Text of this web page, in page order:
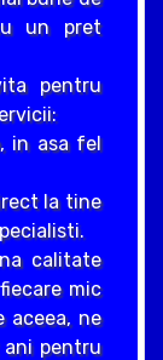
un pret
pentru
in asa fel
la tine
calitate
mic
aceea, ne
ani pentru